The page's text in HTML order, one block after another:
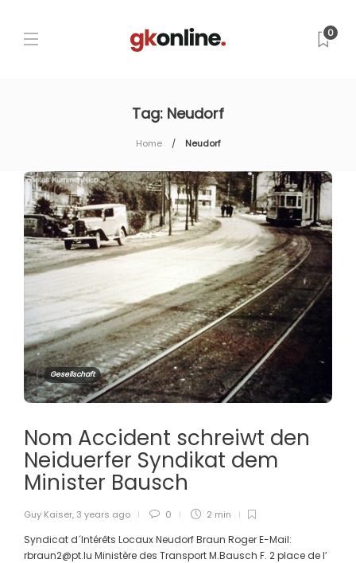
0
Tag: Neudorf
Home Neudorf
Gesellschaft
Nom Accident schreiwt den
Neiduerfer Syndikat dem
Minister Bausch
Guy Kaiser, 3 years ago 0 2 min
Syndicat d´Intérêts Locaux Neudorf Braun Roger E-Mail:
rbraun2@pt.lu Ministère des Transport M.Bausch F. 2 place de l’